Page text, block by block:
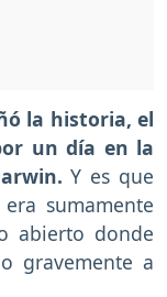
la historia, el
un día en la
Y es que
sumamente
abierto donde
gravemente a